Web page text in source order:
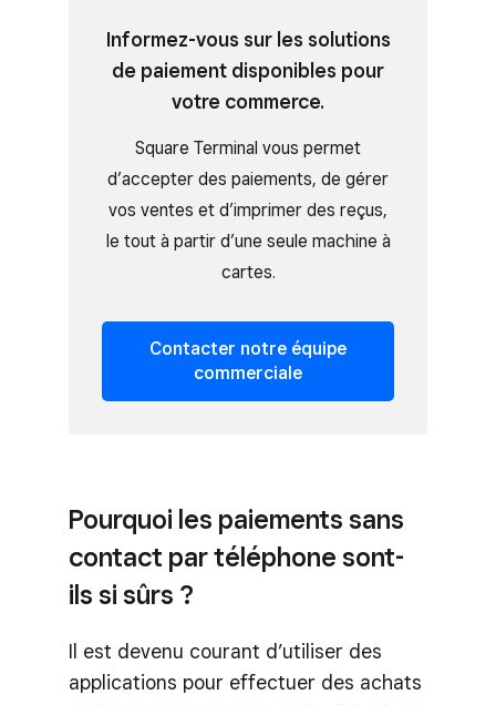
Informez-vous sur les solutions
de paiement disponibles pour
votre commerce.
Square Terminal vous permet
d’accepter des paiements, de gérer
vos ventes et d’imprimer des reçus,
le tout à partir d’une seule machine à
cartes.
Contacter notre équipe
commerciale
Pourquoi les paiements sans
contact par téléphone sont-
ils si sûrs ?
Il est devenu courant d’utiliser des
applications pour effectuer des achats